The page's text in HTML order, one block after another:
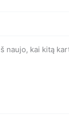
naujo, kai kitą